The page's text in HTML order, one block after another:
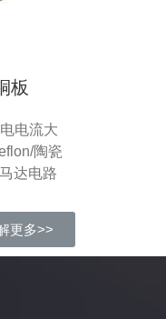
板
电流大
陶瓷
达电路
更多>>